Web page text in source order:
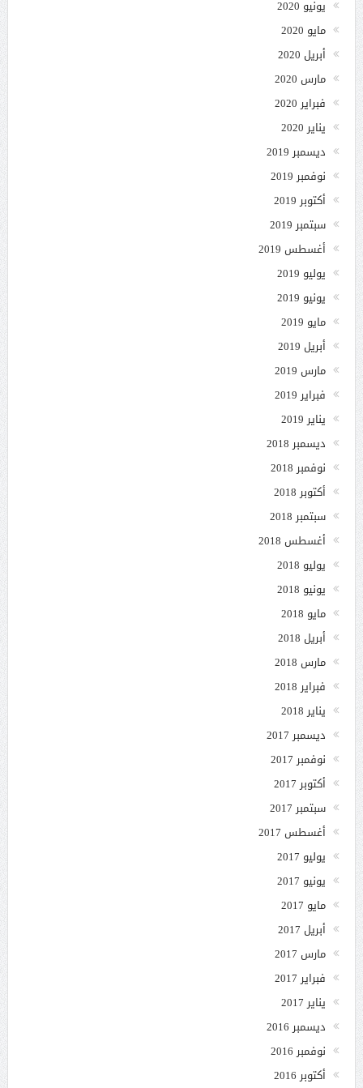
يونيو 2020
مايو 2020
أبريل 2020
مارس 2020
فبراير 2020
يناير 2020
ديسمبر 2019
نوفمبر 2019
أكتوبر 2019
سبتمبر 2019
أغسطس 2019
يوليو 2019
يونيو 2019
مايو 2019
أبريل 2019
مارس 2019
فبراير 2019
يناير 2019
ديسمبر 2018
نوفمبر 2018
أكتوبر 2018
سبتمبر 2018
أغسطس 2018
يوليو 2018
يونيو 2018
مايو 2018
أبريل 2018
مارس 2018
فبراير 2018
يناير 2018
ديسمبر 2017
نوفمبر 2017
أكتوبر 2017
سبتمبر 2017
أغسطس 2017
يوليو 2017
يونيو 2017
مايو 2017
أبريل 2017
مارس 2017
فبراير 2017
يناير 2017
ديسمبر 2016
نوفمبر 2016
أكتوبر 2016